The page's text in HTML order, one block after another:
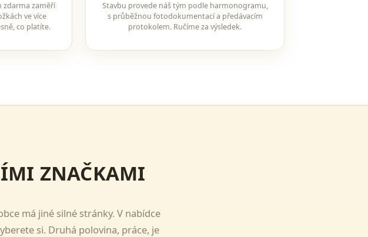
zaměří
ve více
co platíte.
Stavbu provede náš tým podle harmonogramu,
s průběžnou fotodokumentací a předávacím
protokolem. Ručíme za výsledek.
ZNAČKAMI
má jiné silné stránky. V nabídce
si. Druhá polovina, práce, je